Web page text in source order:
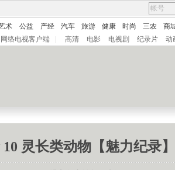
术 公益 产经 汽车 旅游 健康 时尚 三农
商
网络电视客户端 高清 电影 电视剧 纪录片 动
10 灵长类动物【魅力纪录】